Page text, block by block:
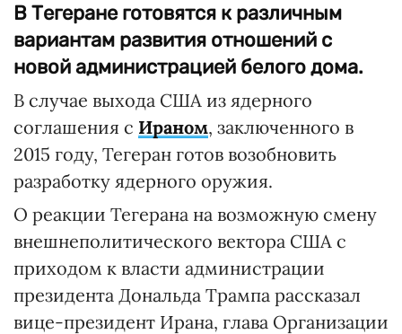
В Тегеране готовятся к различным
вариантам развития отношений с
новой администрацией белого дома.
В случае выхода США из ядерного
соглашения с Ираном, заключенного в
2015 году, Тегеран готов возобновить
разработку ядерного оружия.
О реакции Тегерана на возможную смену
внешнеполитического вектора США с
приходом к власти администрации
президента Дональда Трампа рассказал
вице-президент Ирана, глава Организации